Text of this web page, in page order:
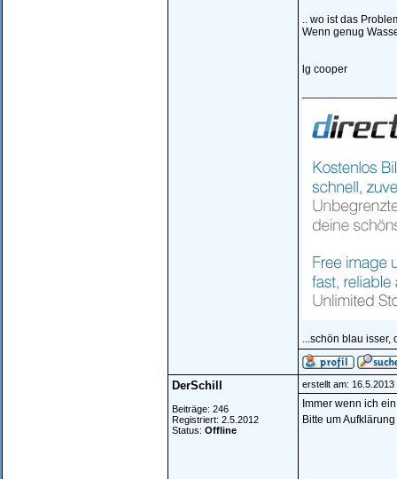
.. wo ist das
Wenn genug
lg cooper
...schön blau isser,
DerSchill
Beiträge: 246
Registriert: 2.5.2012
Status: Offline
erstellt am:
Immer wenn ich
Bitte um Aufklärung